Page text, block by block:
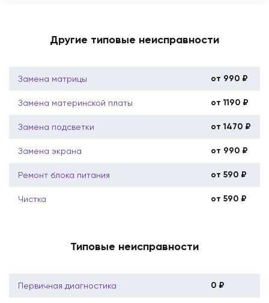
Другие типовые неисправности
Замена матрицы от 990 ₽
Замена материнской платы от 1190 ₽
Замена подсветки от 1470 ₽
Замена экрана от 990 ₽
Ремонт блока питания от 590 ₽
Чистка от 590 ₽
Типовые неисправности
Первичная диагностика 0 ₽